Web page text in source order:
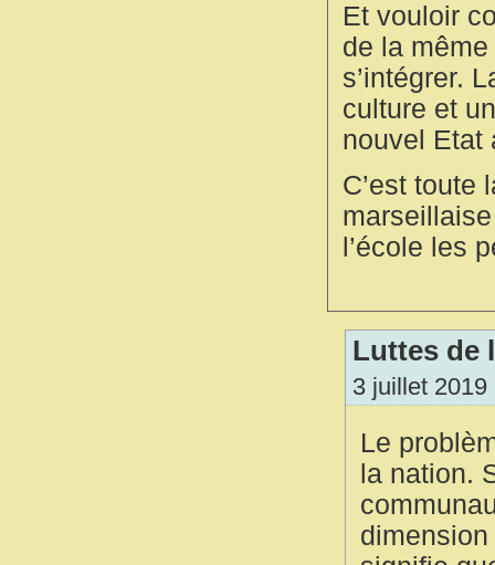
Et vouloir
de la
s’intégrer.
culture et
nouvel Etat
C’est toute
l’école les
Luttes de
3 juillet
Le
la nation.